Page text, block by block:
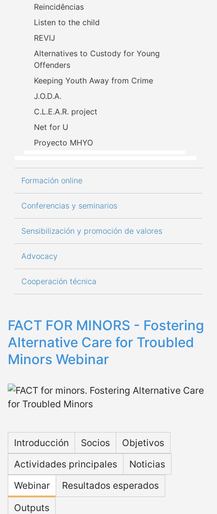
FACT FOR MINORS - Fostering
Alternative Care for Troubled
Minors Webinar
Microsite FACT
Introducción Socios
Objetivos
Actividades principales
Noticias
Webinar
Resultados esperados
Outputs
Reincidências
Listen to the child
REVIJ
Alternatives to Custody for Young
Offenders
Keeping Youth Away from Crime
J.O.D.A.
C.L.E.A.R. project
Net for U
Proyecto MHYO
Formación online
Conferencias y seminarios
Sensibilización y promoción de valores
Advocacy
Cooperación técnica